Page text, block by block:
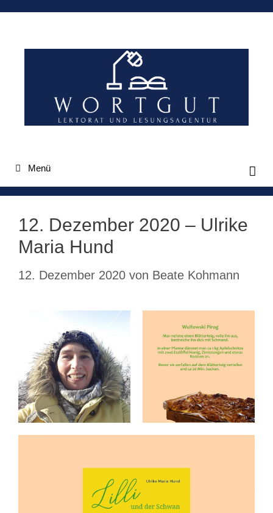
Menü
12. Dezember 2020 – Ulrike
Maria Hund
12. Dezember 2020 von Beate Kohmann